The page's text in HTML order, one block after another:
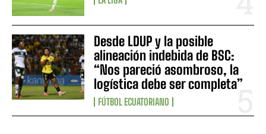
Desde LDUP y la posible
alineación indebida de BSC:
“Nos pareció asombroso, la
logística debe ser completa”
FÚTBOL ECUATORIANO